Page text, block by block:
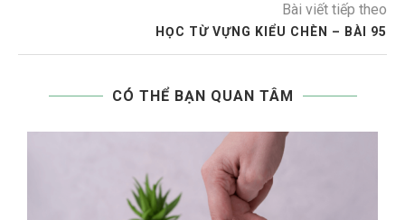
Bài viết tiếp theo
HỌC TỪ VỰNG KIỂU CHÈN – BÀI 95
CÓ THỂ BẠN QUAN TÂM